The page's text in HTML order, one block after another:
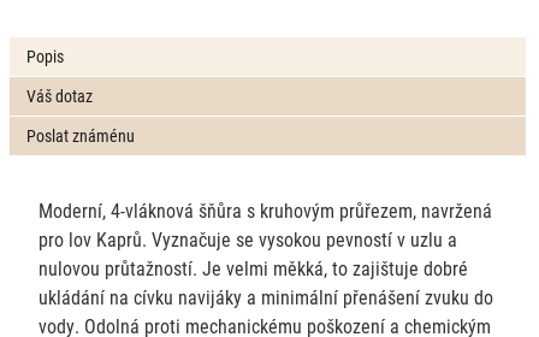
Popis
Váš dotaz
Poslat známénu
Moderní, 4-vláknová šňůra s kruhovým průřezem, navržená
pro lov Kaprů. Vyznačuje se vysokou pevností v uzlu a
nulovou průtažností. Je velmi měkká, to zajištuje dobré
ukládání na cívku navijáky a minimální přenášení zvuku do
vody. Odolná proti mechanickému poškození a chemickým